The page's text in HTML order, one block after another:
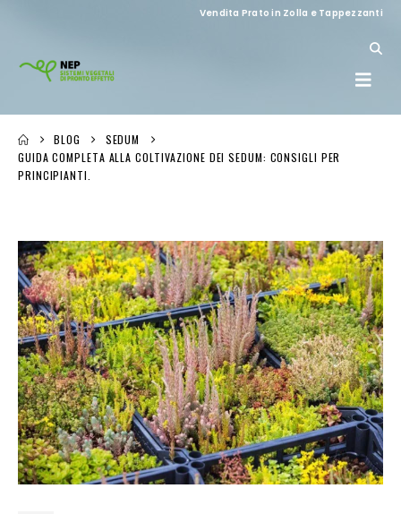
Vendita Prato in Zolla e Tappezzanti
BLOG
SEDUM
GUIDA COMPLETA ALLA COLTIVAZIONE DEI SEDUM: CONSIGLI PER
PRINCIPIANTI.